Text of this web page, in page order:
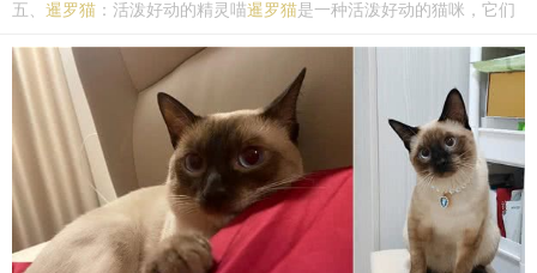
五、 暹罗猫 ：活泼好动的精灵喵暹罗猫是一种活泼好动的猫咪，它们
和活动的人，因为它们总是能够给您带来欢乐和惊喜。与
暹罗猫相
处，您会感受到一种轻松愉悦的生活氛围。六、波斯猫：优雅华丽的
贵...